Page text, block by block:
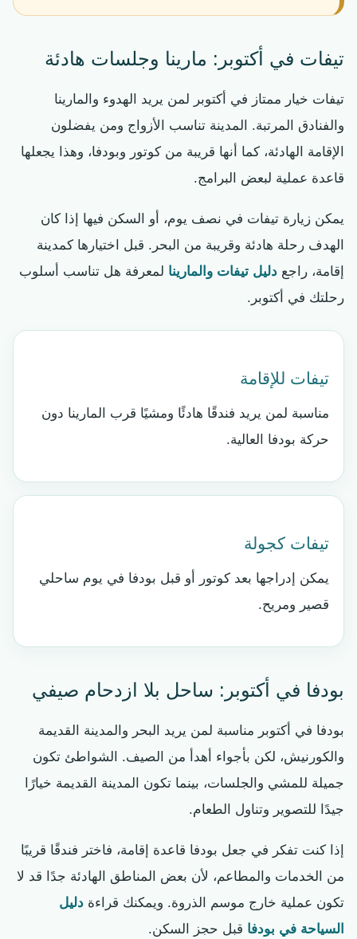
تيفات في أكتوبر: مارينا وجلسات هادئة
تيفات خيار ممتاز في أكتوبر لمن يريد الهدوء والمارينا
والفنادق المرتبة. المدينة تناسب الأزواج ومن يفضلون
الإقامة الهادئة، كما أنها قريبة من كوتور وبودفا، وهذا يجعلها
قاعدة عملية لبعض البرامج.
يمكن زيارة تيفات في نصف يوم، أو السكن فيها إذا كان
الهدف رحلة هادئة وقريبة من البحر. قبل اختيارها كمدينة
إقامة، راجع دليل تيفات والمارينا لمعرفة هل تناسب أسلوب
رحلتك في أكتوبر.
تيفات للإقامة
مناسبة لمن يريد فندقًا هادئًا ومشيًا قرب المارينا دون
حركة بودفا العالية.
تيفات كجولة
يمكن إدراجها بعد كوتور أو قبل بودفا في يوم ساحلي
قصير ومريح.
بودفا في أكتوبر: ساحل بلا ازدحام صيفي
بودفا في أكتوبر مناسبة لمن يريد البحر والمدينة القديمة
والكورنيش، لكن بأجواء أهدأ من الصيف. الشواطئ تكون
جميلة للمشي والجلسات، بينما تكون المدينة القديمة خيارًا
جيدًا للتصوير وتناول الطعام.
إذا كنت تفكر في جعل بودفا قاعدة إقامة، فاختر فندقًا قريبًا
من الخدمات والمطاعم، لأن بعض المناطق الهادئة جدًا قد لا
تكون عملية خارج موسم الذروة. ويمكنك قراءة دليل
السياحة في بودفا قبل حجز السكن.